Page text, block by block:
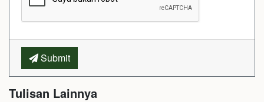
Submit
Tulisan Lainnya